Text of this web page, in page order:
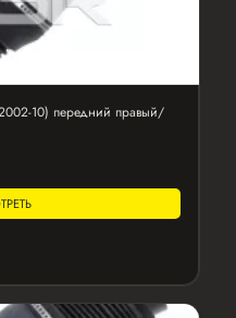
10) передний правый/